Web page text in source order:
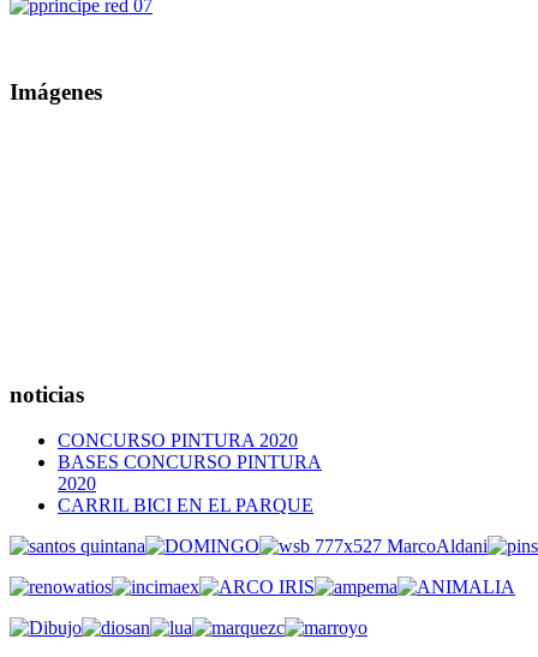
Imágenes
noticias
CONCURSO PINTURA 2020
BASES CONCURSO PINTURA
2020
CARRIL BICI EN EL PARQUE